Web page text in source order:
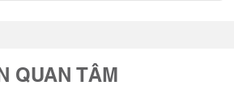
QUAN TÂM